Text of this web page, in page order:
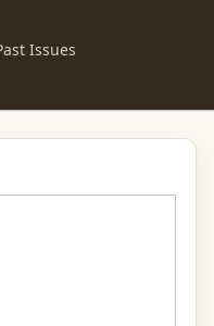
Issues